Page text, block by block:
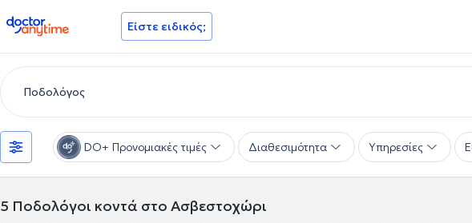
doctoranytime Είστε ειδικός;
DO+ Προνομιακές τιμές Διαθεσιμότητα Υπηρεσίες
5 Ποδολόγοι κοντά στο Ασβεστοχώρι